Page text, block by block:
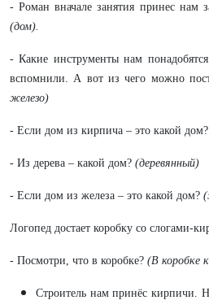
- Роман вначале занятия принес нам
(дом).
- Какие инструменты нам
вспомнили. А вот из чего можно
железо)
- Если дом из кирпича – это какой дом?
- Из дерева – какой дом? (деревянный)
- Если дом из железа – это какой дом?
Логопед достает коробку со слогами-
- Посмотри, что в коробке? (В коробке
Строитель нам принёс кирпичи.